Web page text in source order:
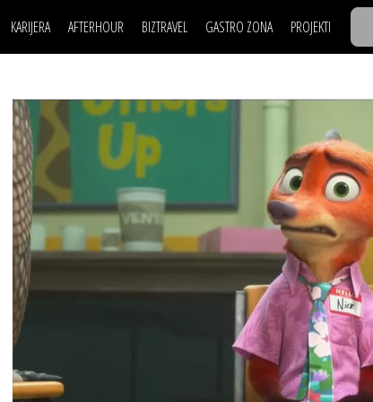
KARIJERA
LJUDI (HR)
MOJ UGAO
USAVRŠAVANJE
KNOW-HOW
AFTERHOUR
KNJIGE
AUTO SVET
WELLBEING
BIZTRAVEL GASTRO ZONA PROJEKTI
30 ISPOD
BACK TO
BIZBENDOVI
BMW
BIZLIFE
IZJAVA
POSAO
MOJ UGAO
USAVRŠAVANJE
KNOW-HOW
FILM I SCENA
AUTO SVET
STIL
WELLBEING
NAJKOLEGA
30 ISPOD
BACK TO
BMW
BIZLIFE WEEK
IZJAVA